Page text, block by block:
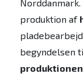
produktion af
begyndelsen